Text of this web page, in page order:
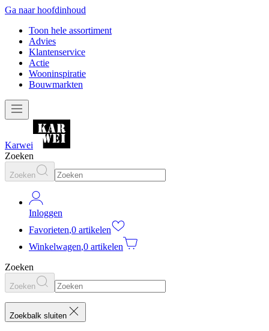
Ga naar hoofdinhoud
Toon hele assortiment
Advies
Klantenservice
Actie
Wooninspiratie
Bouwmarkten
Karwei
Zoeken
Zoeken
Inloggen
Favorieten,0 artikelen
Winkelwagen,0 artikelen
Zoeken
Zoeken
Zoekbalk sluiten